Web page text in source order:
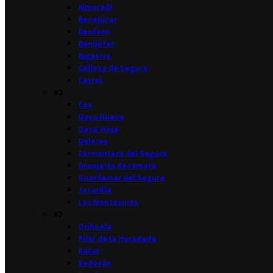
Almoradí
Benejúzar
Benferri
Benijófar
Bigastro
Callosa de Segura
Catral
Cox
Daya Nueva
Daya Vieja
Dolores
Formentera del Segura
Granja de Rocamora
Guardamar del Segura
Jacarilla
Los Montesinos
Orihuela
Pilar de la Horadada
Rafal
Redován